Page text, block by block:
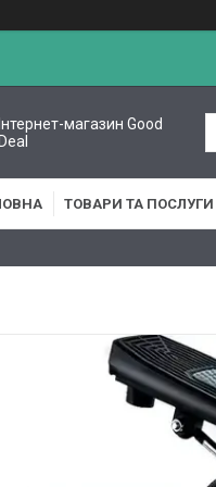
магазин Good
ТОВАРИ ТА ПОСЛУГИ